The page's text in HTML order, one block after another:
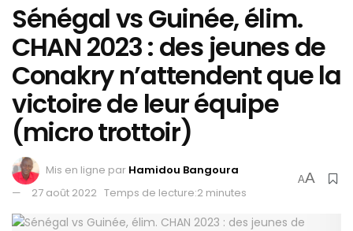
Sénégal vs Guinée, élim.
CHAN 2023 : des jeunes de
Conakry n’attendent que la
victoire de leur équipe
(micro trottoir)
Mis en ligne par Hamidou Bangoura
27 août 2022 Temps de lecture:2 minutes
AA